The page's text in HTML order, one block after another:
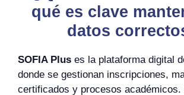
qué es clave
datos
SOFIA Plus es la plataforma digital
donde se gestionan inscripciones,
certificados y procesos académicos.